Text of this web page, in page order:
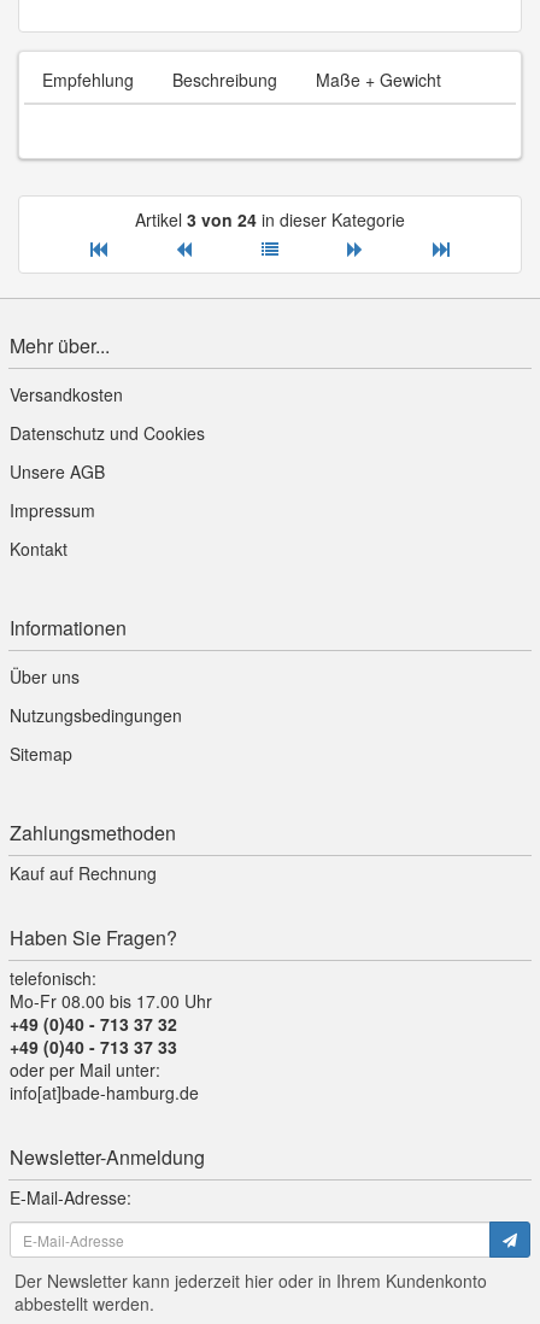
Empfehlung Beschreibung Maße + Gewicht
Artikel 3 von 24 in dieser Kategorie
Mehr über...
Versandkosten
Datenschutz und Cookies
Unsere AGB
Impressum
Kontakt
Informationen
Über uns
Nutzungsbedingungen
Sitemap
Zahlungsmethoden
Kauf auf Rechnung
Haben Sie Fragen?
telefonisch:
Mo-Fr 08.00 bis 17.00 Uhr
+49 (0)40 - 713 37 32
+49 (0)40 - 713 37 33
oder per Mail unter:
info[at]bade-hamburg.de
Newsletter-Anmeldung
E-Mail-Adresse:
Der Newsletter kann jederzeit hier oder in Ihrem Kundenkonto
abbestellt werden.